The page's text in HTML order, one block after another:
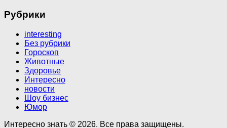
Рубрики
interesting
Без рубрики
Гороскоп
Животные
Здоровье
Интересно
новости
Шоу бизнес
Юмор
Интересно знать © 2026. Все права защищены.